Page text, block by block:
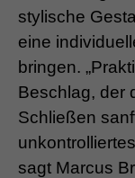
stylische
eine
bringen.
Beschlag, der
Schließen
sagt Marcus